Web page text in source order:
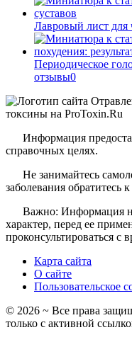
Лавровый лист для
Периодическое
отзывы0
Информация
справочных целях.
Не занимайтесь
заболевания обратитесь к
Важно: Информация
характер, перед ее
проконсультироваться с
Карта сайта
О сайте
Пользовательское
© 2026 ~ Все права
только с активной